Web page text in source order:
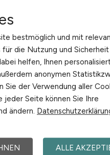
Roxit Beton
REQ78683 Werkleitung
(m/w/d) für
und technisches
für unsere
GmbH
Chemnitz,
bestmöglich und mit
die Nutzung und
helfen, Ihnen
anonymen
Sie der Verwendung aller
jeder Seite können Sie Ihre
ändern.
ALLE